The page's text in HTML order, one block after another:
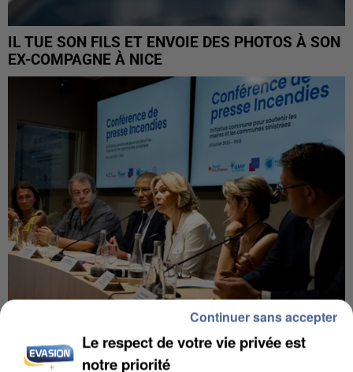
IL TUE SON FILS ET ENVOIE DES PHOTOS À SON
EX-COMPAGNE À NICE
INCENDIES : L’ÎLE-DE-FRANCE LANCE UN ÉLAN
DE SOLIDARITÉ AVEC LES...
Le respect de votre vie privée est
notre priorité
Continuer sans accepter